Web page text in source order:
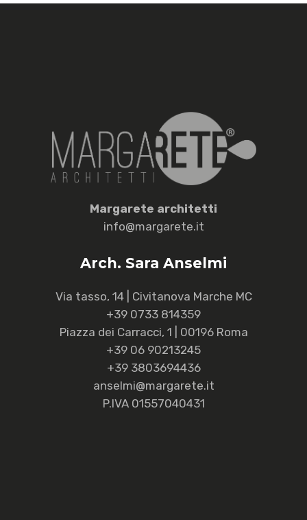
Margarete architetti
info@margarete.it
Arch. Sara Anselmi
Via tasso, 14 | Civitanova Marche MC
+39 0733 814359
Piazza dei Carracci, 1 | 00196 Roma
+39 06 90213245
+39 3803694436
anselmi@margarete.it
P.IVA 01557040431